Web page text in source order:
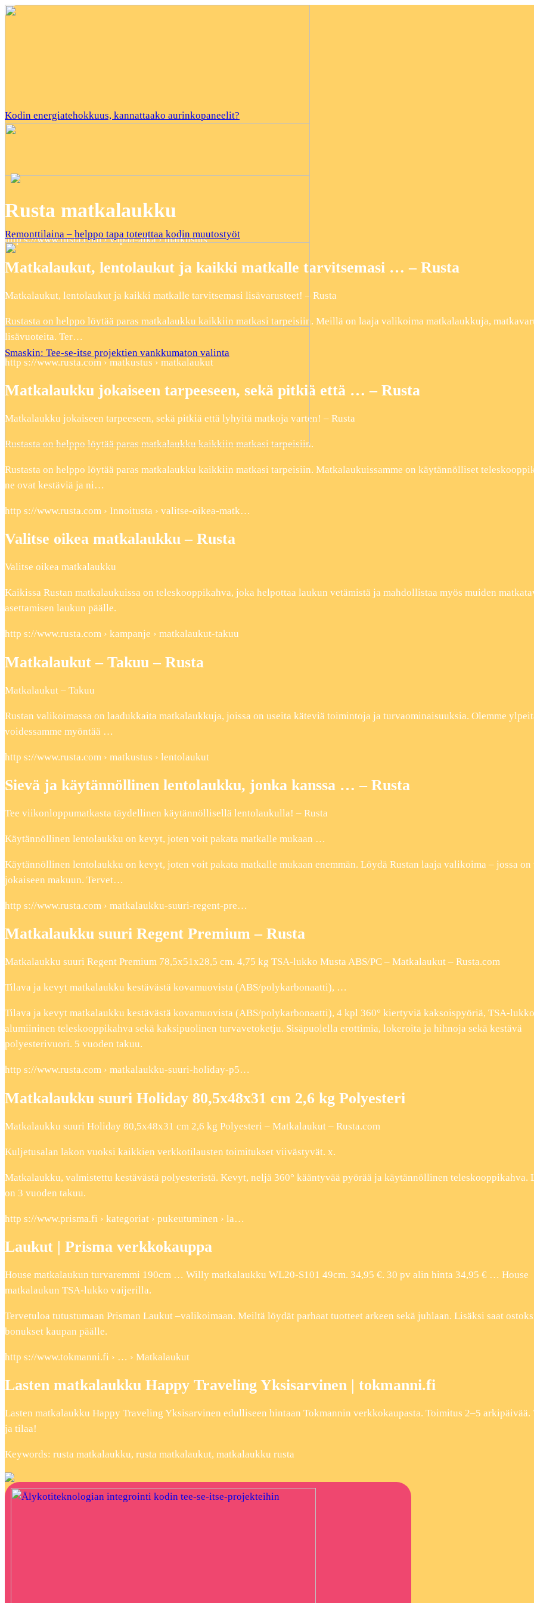
Kodin energiatehokkuus, kannattaako aurinkopaneelit?
Remonttilaina – helppo tapa toteuttaa kodin muutostyöt
Smaskin: Tee-se-itse projektien vankkumaton valinta
Rusta matkalaukku
http s://www.rusta.com › vapaa-aika › matkustus
Matkalaukut, lentolaukut ja kaikki matkalle tarvitsemasi … – Rusta
Matkalaukut, lentolaukut ja kaikki matkalle tarvitsemasi lisävarusteet! – Rusta
Rustasta on helppo löytää paras matkalaukku kaikkiin matkasi tarpeisiin. Meillä on laaja valikoima matkalaukkuja,
lisävuoteita. Ter…
http s://www.rusta.com › matkustus › matkalaukut
Matkalaukku jokaiseen tarpeeseen, sekä pitkiä että … – Rusta
Matkalaukku jokaiseen tarpeeseen, sekä pitkiä että lyhyitä matkoja varten! – Rusta
Rustasta on helppo löytää paras matkalaukku kaikkiin matkasi tarpeisiin.
Rustasta on helppo löytää paras matkalaukku kaikkiin matkasi tarpeisiin. Matkalaukuissamme on käytännölliset
ne ovat kestäviä ja ni…
http s://www.rusta.com › Innoitusta › valitse-oikea-matk…
Valitse oikea matkalaukku – Rusta
Valitse oikea matkalaukku
Kaikissa Rustan matkalaukuissa on teleskooppikahva, joka helpottaa laukun vetämistä ja mahdollistaa myös muiden
asettamisen laukun päälle.
http s://www.rusta.com › kampanje › matkalaukut-takuu
Matkalaukut – Takuu – Rusta
Matkalaukut – Takuu
Rustan valikoimassa on laadukkaita matkalaukkuja, joissa on useita käteviä toimintoja ja turvaominaisuuksia. Olemme
voidessamme myöntää …
http s://www.rusta.com › matkustus › lentolaukut
Sievä ja käytännöllinen lentolaukku, jonka kanssa … – Rusta
Tee viikonloppumatkasta täydellinen käytännöllisellä lentolaukulla! – Rusta
Käytännöllinen lentolaukku on kevyt, joten voit pakata matkalle mukaan …
Käytännöllinen lentolaukku on kevyt, joten voit pakata matkalle mukaan enemmän. Löydä Rustan laaja valikoima – jossa on
jokaiseen makuun. Tervet…
http s://www.rusta.com › matkalaukku-suuri-regent-pre…
Matkalaukku suuri Regent Premium – Rusta
Matkalaukku suuri Regent Premium 78,5x51x28,5 cm. 4,75 kg TSA-lukko Musta ABS/PC – Matkalaukut – Rusta.com
Tilava ja kevyt matkalaukku kestävästä kovamuovista (ABS/polykarbonaatti), …
Tilava ja kevyt matkalaukku kestävästä kovamuovista (ABS/polykarbonaatti), 4 kpl 360° kiertyviä kaksoispyöriä, TSA-
alumiininen teleskooppikahva sekä kaksipuolinen turvavetoketju. Sisäpuolella erottimia, lokeroita ja hihnoja sekä kestävä
polyesterivuori. 5 vuoden takuu.
http s://www.rusta.com › matkalaukku-suuri-holiday-p5…
Matkalaukku suuri Holiday 80,5x48x31 cm 2,6 kg Polyesteri
Matkalaukku suuri Holiday 80,5x48x31 cm 2,6 kg Polyesteri – Matkalaukut – Rusta.com
Kuljetusalan lakon vuoksi kaikkien verkkotilausten toimitukset viivästyvät. x.
Matkalaukku, valmistettu kestävästä polyesteristä. Kevyt, neljä 360° kääntyvää pyörää ja käytännöllinen teleskooppikahva.
on 3 vuoden takuu.
http s://www.prisma.fi › kategoriat › pukeutuminen › la…
Laukut | Prisma verkkokauppa
House matkalaukun turvaremmi 190cm … Willy matkalaukku WL20-S101 49cm. 34,95 €. 30 pv alin hinta 34,95 € … House
matkalaukun TSA-lukko vaijerilla.
Tervetuloa tutustumaan Prisman Laukut –valikoimaan. Meiltä löydät parhaat tuotteet arkeen sekä juhlaan. Lisäksi saat
bonukset kaupan päälle.
http s://www.tokmanni.fi › … › Matkalaukut
Lasten matkalaukku Happy Traveling Yksisarvinen | tokmanni.fi
Lasten matkalaukku Happy Traveling Yksisarvinen edulliseen hintaan Tokmannin verkkokaupasta. Toimitus 2–5 arkipäivää.
ja tilaa!
Keywords: rusta matkalaukku, rusta matkalaukut, matkalaukku rusta